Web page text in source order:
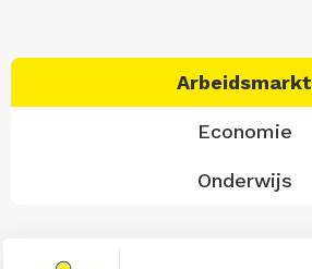
Arbeidsmarkt
Economie
Onderwijs